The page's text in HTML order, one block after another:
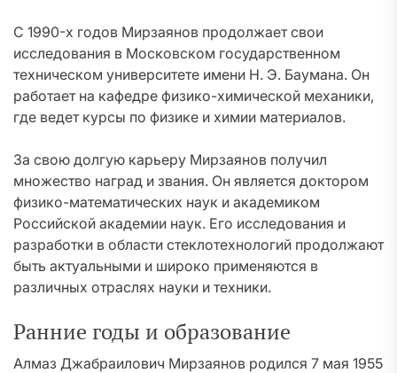
С 1990-х годов Мирзаянов продолжает свои
исследования в Московском государственном
техническом университете имени Н. Э. Баумана. Он
работает на кафедре физико-химической механики,
где ведет курсы по физике и химии материалов.
За свою долгую карьеру Мирзаянов получил
множество наград и звания. Он является доктором
физико-математических наук и академиком
Российской академии наук. Его исследования и
разработки в области стеклотехнологий продолжают
быть актуальными и широко применяются в
различных отраслях науки и техники.
Ранние годы и образование
Алмаз Джабраилович Мирзаянов родился 7 мая 1955